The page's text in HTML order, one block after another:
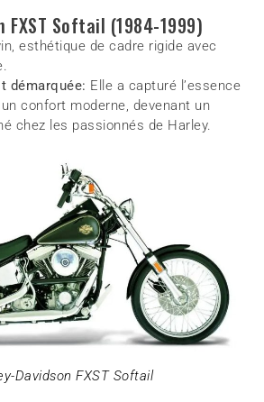
FXST Softail (1984-1999)
esthétique de cadre rigide avec
démarquée: Elle a capturé l’essence
confort moderne, devenant un
chez les passionnés de Harley.
Davidson FXST Softail